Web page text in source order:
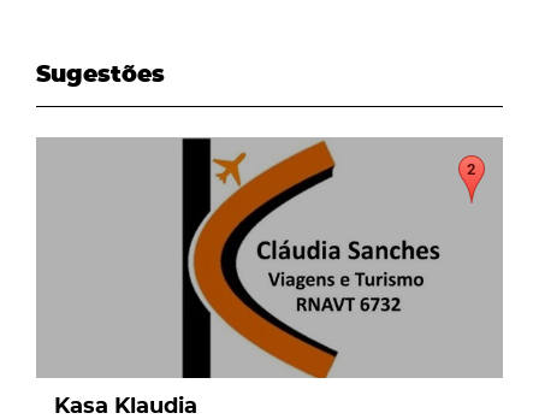
Sugestões
Kasa Klaudia